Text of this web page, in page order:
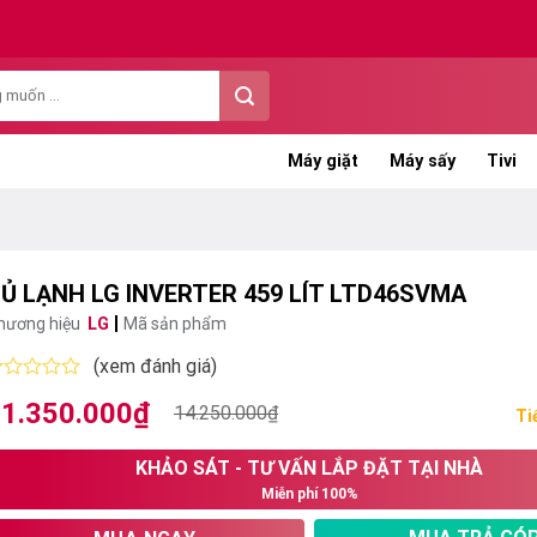
Máy giặt Máy sấy Tivi
LẠNH LG INVERTER 459 LÍT LTD46SVMA
hiệu LG Mã sản phẩm
(xem đánh giá)
14.250.000₫
₫
KHẢO SÁT - TƯ VẤN LẮP ĐẶT TẠI NHÀ
Miễn phí 100%